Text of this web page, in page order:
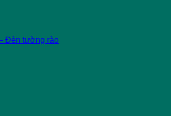
Đèn tường rào